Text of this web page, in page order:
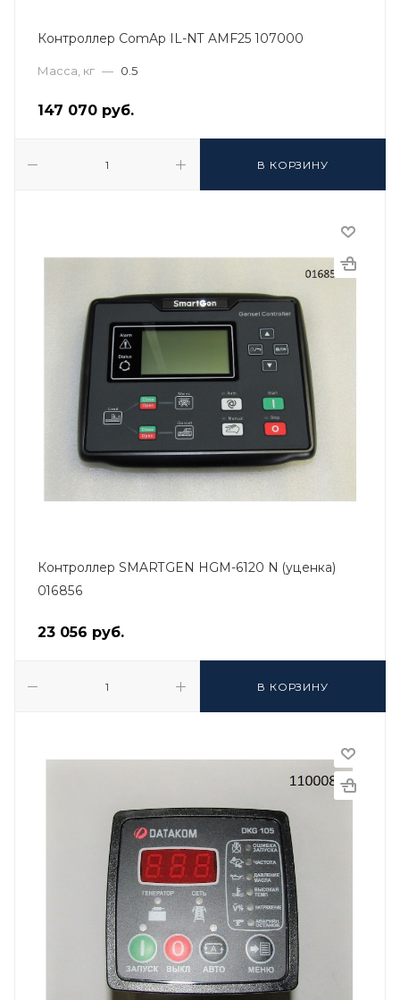
Контроллер ComAp IL-NT AMF25 107000
Масса, кг — 0.5
147 070 руб.
В КОРЗИНУ
Контроллер SMARTGEN HGM-6120 N (уценка)
016856
23 056 руб.
В КОРЗИНУ